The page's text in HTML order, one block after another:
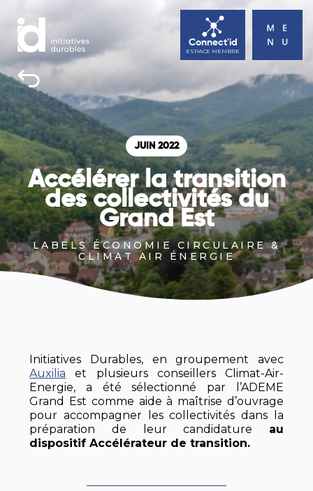
INITIATIVES DURABLES
TOUS UNE BONNE RAISON D’AGIR
ACTUALITÉS
AGENDA
CONTACT
Connect'id
ESPACE MEMBRE
JUIN 2022
Accélérer la transition
des collectivités du
Grand Est
LABELS ÉCONOMIE CIRCULAIRE &
CLIMAT AIR ÉNERGIE
Initiatives Durables, en groupement avec
Auxilia et plusieurs conseillers Climat-Air-
Energie, a été sélectionné par l’ADEME
Grand Est comme aide à maîtrise d’ouvrage
pour accompagner les collectivités dans la
préparation de leur candidature au
dispositif Accélérateur de transition.